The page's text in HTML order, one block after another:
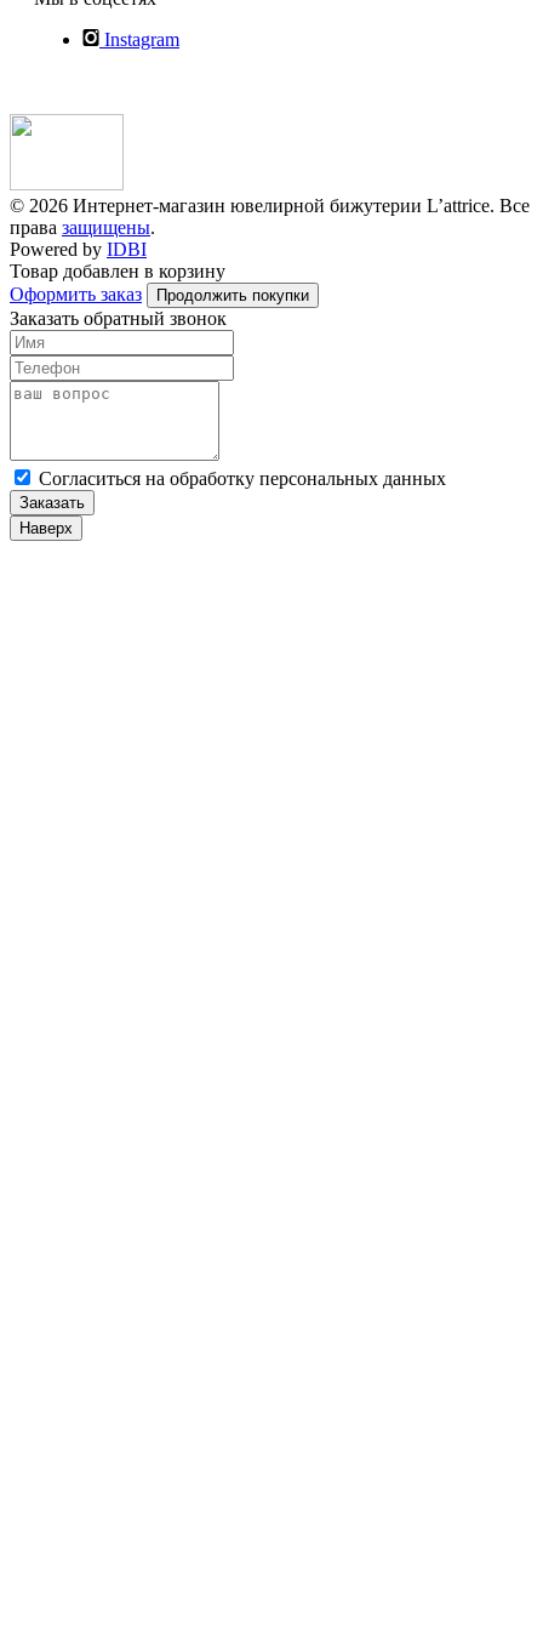
Instagram
© 2026 Интернет-магазин ювелирной бижутерии L’attrice. Все
права защищены.
Powered by IDBI
Товар добавлен в корзину
Оформить заказ
Продолжить покупки
Заказать обратный звонок
Cогласиться на обработку персональных данных
Заказать
Наверх